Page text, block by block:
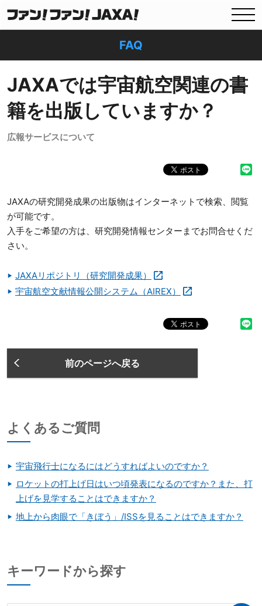
FAQ
JAXAでは宇宙航空関連の書
籍を出版していますか？
広報サービスについて
JAXAの研究開発成果の出版物はインターネットで検索、閲覧
が可能です。
入手をご希望の方は、研究開発情報センターまでお問合せくだ
さい。
JAXAリポジトリ（研究開発成果）
宇宙航空文献情報公開システム（AIREX）
前のページへ戻る
よくあるご質問
宇宙飛行士になるにはどうすればよいのですか？
ロケットの打上げ日はいつ頃発表になるのですか？また、打
上げを見学することはできますか？
地上から肉眼で「きぼう」/ISSを見ることはできますか？
キーワードから探す